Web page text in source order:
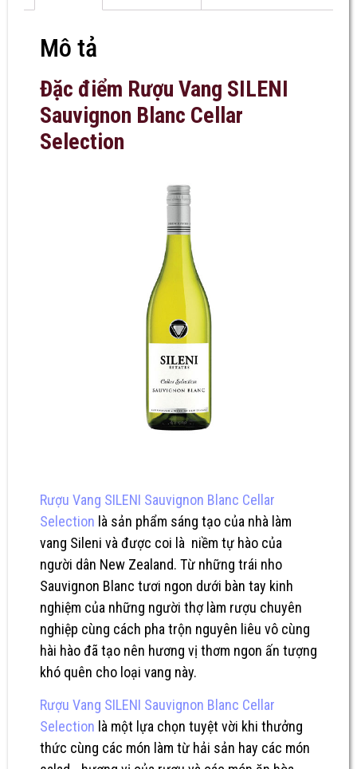
Mô tả
Đặc điểm Rượu Vang SILENI
Sauvignon Blanc Cellar
Selection
Rượu Vang SILENI Sauvignon Blanc Cellar
Selection là sản phẩm sáng tạo của nhà làm
vang Sileni và được coi là niềm tự hào của
người dân New Zealand. Từ những trái nho
Sauvignon Blanc tươi ngon dưới bàn tay kinh
nghiệm của những người thợ làm rượu chuyên
nghiệp cùng cách pha trộn nguyên liêu vô cùng
hài hào đã tạo nên hương vị thơm ngon ấn tượng
khó quên cho loại vang này.
Rượu Vang SILENI Sauvignon Blanc Cellar
Selection là một lựa chọn tuyệt vời khi thưởng
thức cùng các món làm từ hải sản hay các món